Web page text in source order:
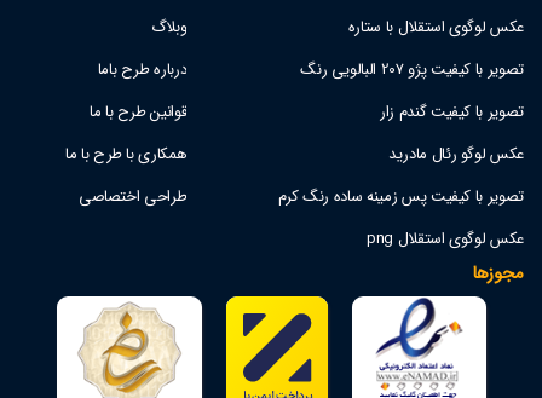
عکس لوگوی استقلال با ستاره
تصویر با کیفیت پژو 207 البالویی رنگ
تصویر با کیفیت گندم زار
عکس لوگو رئال مادرید
تصویر با کیفیت پس زمینه ساده رنگ کرم
عکس لوگوی استقلال png
وبلاگ
درباره طرح باما
قوانین طرح با ما
همکاری با طرح با ما
طراحی اختصاصی
مجوزها